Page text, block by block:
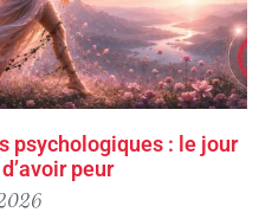
psychologiques : le jour
peur